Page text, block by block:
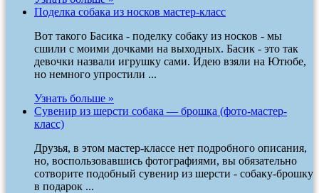
Поделка собака из носков мастер-класс
Вот такого Басика - поделку собаку из носков - мы
сшили с моими дочками на выходных. Басик - это так
девочки назвали игрушку сами. Идею взяли на Ютюбе,
но немного упростили ...
Узнать больше »
Сувенир из шерсти собака — брошка (фото-мастер-
класс)
Друзья, в этом мастер-классе нет подробного описания,
но, воспользовавшись фотографиями, вы обязательно
сотворите подобный сувенир из шерсти - собаку-брошку
в подарок ...